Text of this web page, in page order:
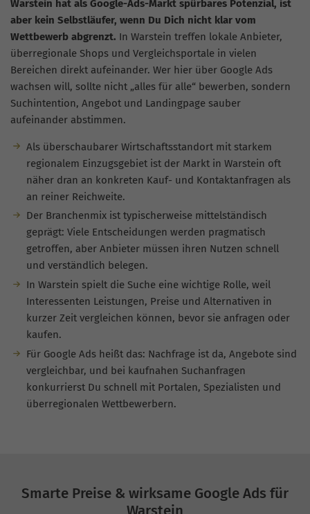
Warstein hat als Google-Ads-Markt spürbares Potenzial, ist
aber kein Selbstläufer, wenn Du Dich nicht klar vom
Wettbewerb abgrenzt. In Warstein treffen lokale Anbieter,
überregionale Shops und Vergleichsportale in vielen
Bereichen direkt aufeinander. Wer hier über Google Ads
wachsen will, sollte nicht „alles für alle“ bewerben, sondern
Suchintention, Angebot und Landingpage sauber
aufeinander abstimmen.
Als überschaubarer Wirtschaftsstandort mit starkem
regionalem Einzugsgebiet ist der Markt in Warstein oft
näher dran an konkreten Kauf- und Kontaktanfragen als
an reiner Reichweite.
Der Branchenmix ist typischerweise mittelständisch
geprägt: Viele Entscheidungen werden pragmatisch
getroffen, aber Anbieter müssen ihren Nutzen schnell
und verständlich belegen.
In Warstein spielt die Suche eine wichtige Rolle, weil
Interessenten Leistungen, Preise und Alternativen in
kurzer Zeit vergleichen können, bevor sie anfragen oder
kaufen.
Für Google Ads heißt das: Nachfrage ist da, Angebote sind
vergleichbar, und bei kaufnahen Suchanfragen
konkurrierst Du schnell mit Portalen, Spezialisten und
überregionalen Wettbewerbern.
Smarte Preise & wirksame Google Ads für
Warstein